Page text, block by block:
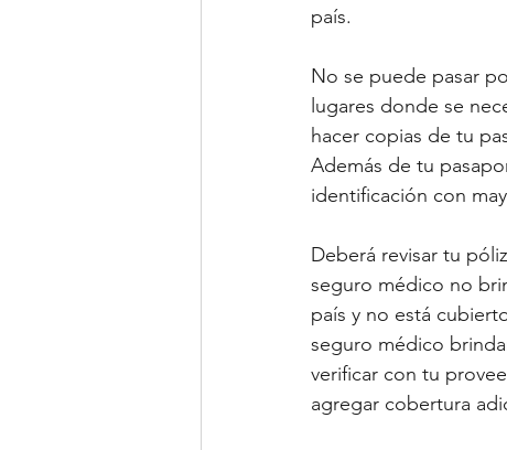
país.
No se puede pasar
lugares donde se
hacer copias de tu
Además de tu
identificación con
Deberá revisar tu
seguro médico no
país y no está
seguro médico
verificar con tu
agregar cobertura